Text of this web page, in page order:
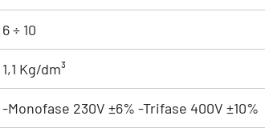
6 ÷ 10
1,1 Kg/dm³
-Monofase 230V ±6% -Trifase 400V ±10%